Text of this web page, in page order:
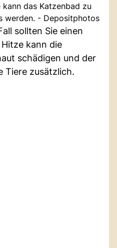
das Katzenbad zu
werden. - Depositphotos
sollten Sie einen
kann die
schädigen und der
Tiere zusätzlich.